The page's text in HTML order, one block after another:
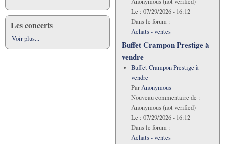
Les concerts
Voir plus...
Le : 07/29/2026 - 16:12
Dans le forum :
Achats - ventes
Buffet Crampon Prestige à
vendre
Buffet Crampon Prestige à
vendre
ParAnonymous
Nouveau commentaire de :
Anonymous (not verified)
Le : 07/29/2026 - 16:12
Dans le forum :
Achats - ventes